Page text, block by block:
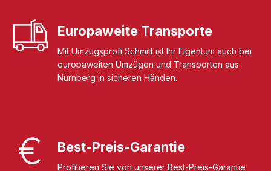
Europaweite Transporte
Mit Umzugsprofi Schmitt ist Ihr Eigentum auch bei
europaweiten Umzügen und Transporten aus
Nürnberg in sicheren Händen.
Best-Preis-Garantie
Profitieren Sie von unserer Best-Preis-Garantie